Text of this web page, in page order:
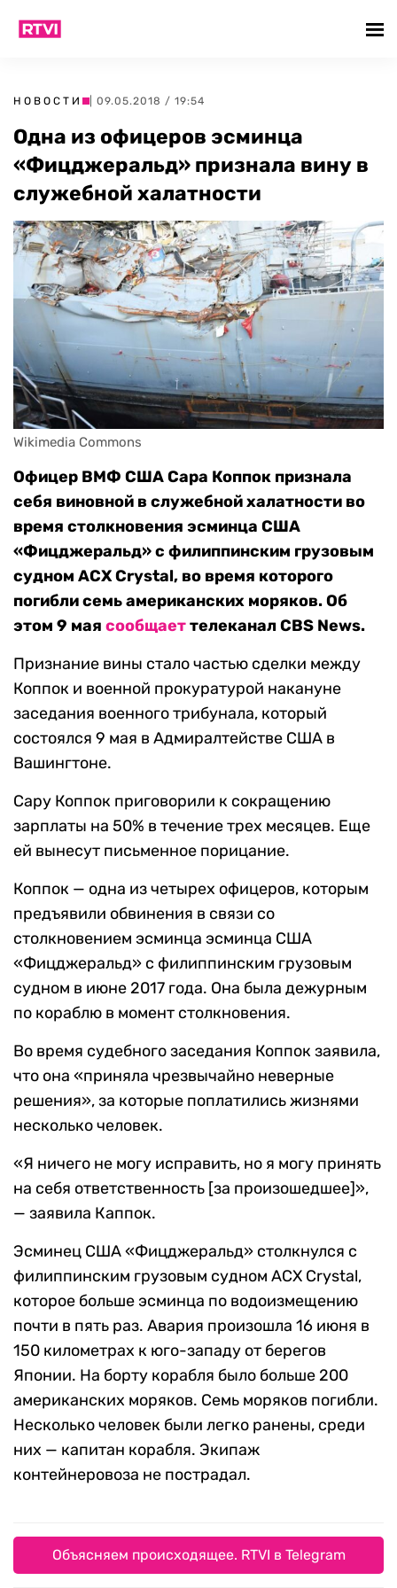
НОВОСТИ | 09.05.2018 / 19:54
Одна из офицеров эсминца
«Фицджеральд» признала вину в
служебной халатности
Wikimedia Commons
Офицер ВМФ США Сара Коппок признала
себя виновной в служебной халатности во
время столкновения эсминца США
«Фицджеральд» с филиппинским грузовым
судном ACX Crystal, во время которого
погибли семь американских моряков. Об
этом 9 мая сообщаеттелеканал CBS News.
Признание вины стало частью сделки между
Коппок и военной прокуратурой накануне
заседания военного трибунала, который
состоялся 9 мая в Адмиралтействе США в
Вашингтоне.
Сару Коппок приговорили к сокращению
зарплаты на 50% в течение трех месяцев. Еще
ей вынесут письменное порицание.
Коппок — одна из четырех офицеров, которым
предъявили обвинения в связи со
столкновением эсминца эсминца США
«Фицджеральд» с филиппинским грузовым
судном в июне 2017 года. Она была дежурным
по кораблю в момент столкновения.
Во время судебного заседания Коппок заявила,
что она «приняла чрезвычайно неверные
решения», за которые поплатились жизнями
несколько человек.
«Я ничего не могу исправить, но я могу принять
на себя ответственность [за произошедшее]»,
— заявила Каппок.
Эсминец США «Фицджеральд» столкнулся с
филиппинским грузовым судном ACX Crystal,
которое больше эсминца по водоизмещению
почти в пять раз. Авария произошла 16 июня в
150 километрах к юго-западу от берегов
Японии. На борту корабля было больше 200
американских моряков. Семь моряков погибли.
Несколько человек были легко ранены, среди
них — капитан корабля. Экипаж
контейнеровоза не пострадал.
Объясняем происходящее. RTVI в Telegram